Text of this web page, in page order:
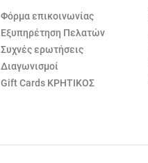
Φόρμα επικοινωνίας
Εξυπηρέτηση Πελατών
Συχνές ερωτήσεις
Διαγωνισμοί
Gift Cards ΚΡΗΤΙΚΟΣ